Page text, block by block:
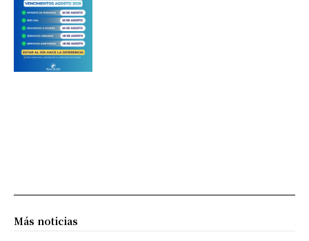
Más noticias